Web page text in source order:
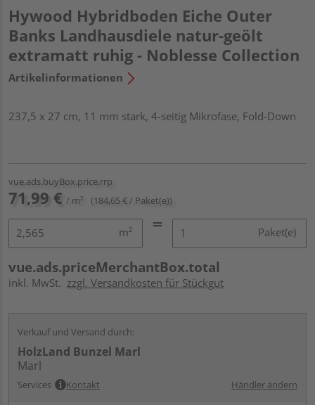
Hywood Hybridboden Eiche Outer
Banks Landhausdiele natur-geölt
extramatt ruhig - Noblesse Collection
Artikelinformationen
237,5 x 27 cm, 11 mm stark, 4-seitig Mikrofase, Fold-Down
vue.ads.buyBox.price.rrp
71,99 € / m² (184,65 € / Paket(e))
m² Paket(e)
vue.ads.priceMerchantBox.total
inkl. MwSt. zzgl. Versandkosten für Stückgut
Verkauf und Versand durch:
HolzLand Bunzel Marl
Marl
Services Kontakt Händler ändern